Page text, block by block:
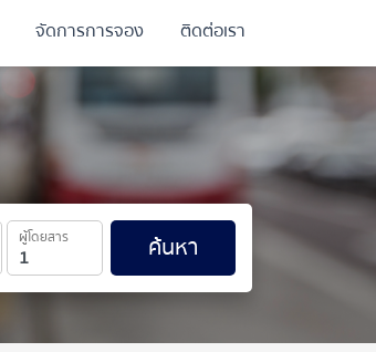
ผู้โดยสาร ค้นหา
จัดการการจอง ติดต่อเรา